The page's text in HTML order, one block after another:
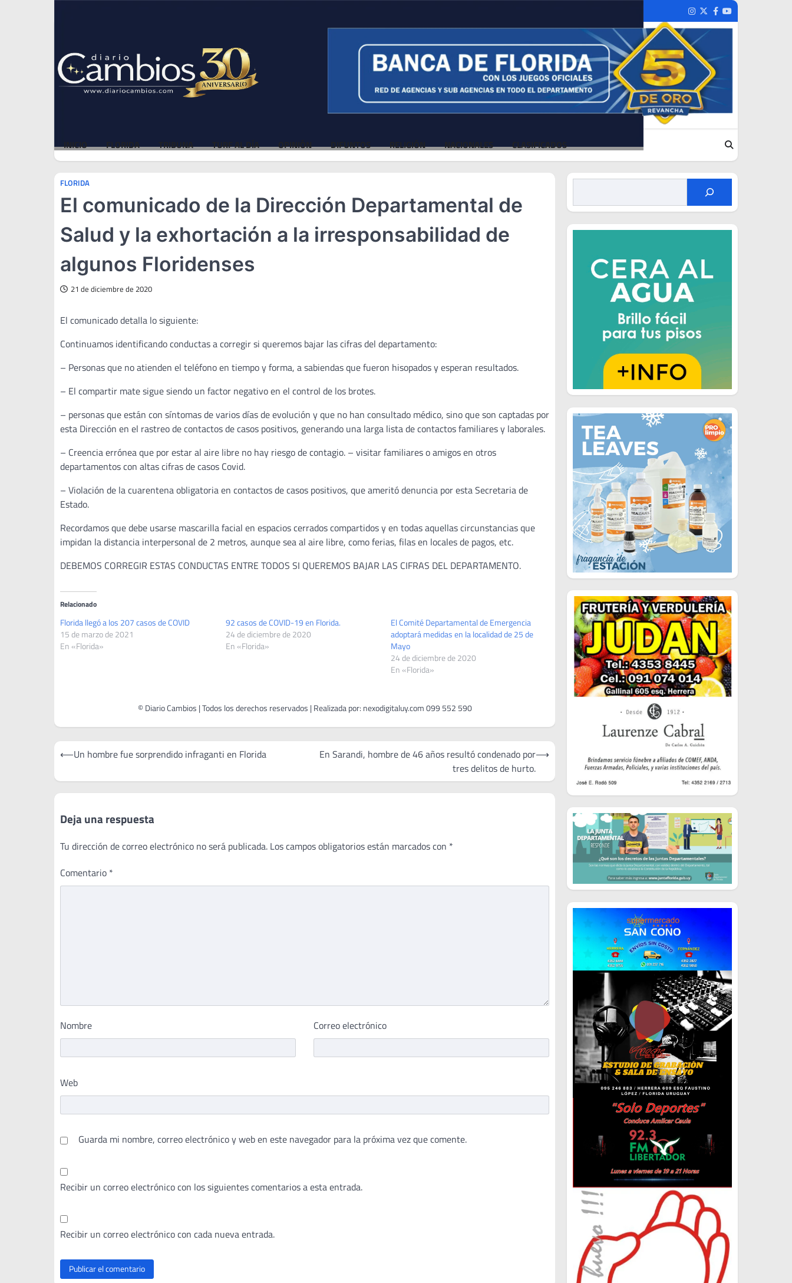
Instagram
TwitterFacebook
Youtube
INICIO FLORIDA TRIBUNA TURF AL DÍA OPINIÓN DIFUNTOS RELIGIÓN NACIONALES CLASIFICADOS
FLORIDA
El comunicado de la Dirección Departamental de
Salud y la exhortación a la irresponsabilidad de
algunos Floridenses
21 de diciembre de 2020
El comunicado detalla lo siguiente:
Continuamos identificando conductas a corregir si queremos bajar las cifras del departamento:
– Personas que no atienden el teléfono en tiempo y forma, a sabiendas que fueron hisopados y esperan resultados.
– El compartir mate sigue siendo un factor negativo en el control de los brotes.
– personas que están con síntomas de varios días de evolución y que no han consultado médico, sino que son captadas por
esta Dirección en el rastreo de contactos de casos positivos, generando una larga lista de contactos familiares y laborales.
– Creencia errónea que por estar al aire libre no hay riesgo de contagio. – visitar familiares o amigos en otros
departamentos con altas cifras de casos Covid.
– Violación de la cuarentena obligatoria en contactos de casos positivos, que ameritó denuncia por esta Secretaria de
Estado.
Recordamos que debe usarse mascarilla facial en espacios cerrados compartidos y en todas aquellas circunstancias que
impidan la distancia interpersonal de 2 metros, aunque sea al aire libre, como ferias, filas en locales de pagos, etc.
DEBEMOS CORREGIR ESTAS CONDUCTAS ENTRE TODOS SI QUEREMOS BAJAR LAS CIFRAS DEL DEPARTAMENTO.
Relacionado
Florida llegó a los 207 casos de COVID
15 de marzo de 2021
En «Florida»
92 casos de COVID-19 en Florida.
24 de diciembre de 2020
En «Florida»
El Comité Departamental de Emergencia
adoptará medidas en la localidad de 25 de
Mayo
24 de diciembre de 2020
En «Florida»
Navegación
entradas
⟵Un hombre fue sorprendido infraganti en Florida
En Sarandi, hombre de 46 años resultó condenado por
tres delitos de hurto.
⟶
Deja una respuesta
Tu dirección de correo electrónico no será publicada. Los campos obligatorios están marcados con *
Comentario *
Nombre Correo electrónico
Web
Guarda mi nombre, correo electrónico y web en este navegador para la próxima vez que comente.
Recibir un correo electrónico con los siguientes comentarios a esta entrada.
Recibir un correo electrónico con cada nueva entrada.